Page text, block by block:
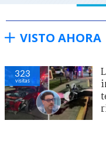
VISTO AHORA
325
visitas